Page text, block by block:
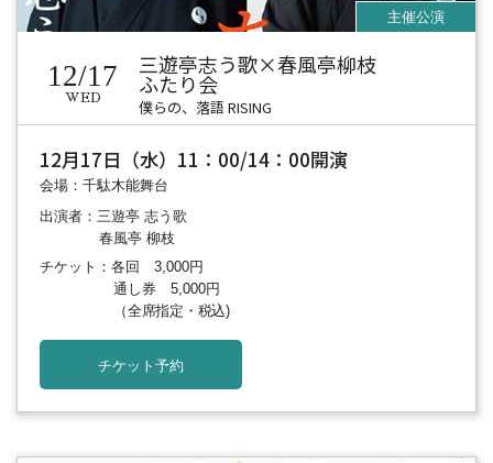
12/17
WED
三遊亭志う歌×春風亭柳枝
ふたり会
僕らの、落語 RISING
12月17日（水）11：00/14：00開演
会場：千駄木能舞台
出演者：三遊亭 志う歌
春風亭 柳枝
チケット：各回 3,000円
通し券 5,000円
（全席指定・税込)
チケット予約